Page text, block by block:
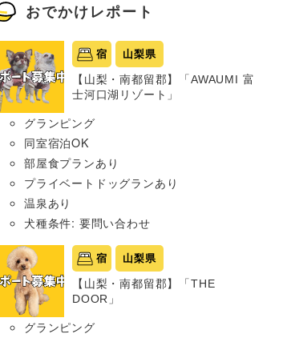
おでかけレポート
宿 山梨県
【山梨・南都留郡】「AWAUMI 富
士河口湖リゾート」
グランピング
同室宿泊OK
部屋食プランあり
プライベートドッグランあり
温泉あり
犬種条件: 要問い合わせ
宿 山梨県
【山梨・南都留郡】「THE
DOOR」
グランピング